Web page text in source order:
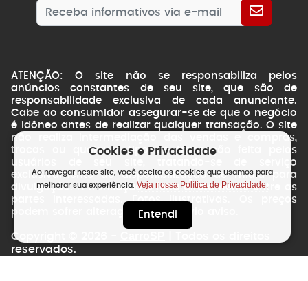
ATENÇÃO: O site não se responsabiliza pelos
anúncios constantes de seu site, que são de
responsabilidade exclusiva de cada anunciante.
Cabe ao consumidor assegurar-se de que o negócio
é idôneo antes de realizar qualquer transação. O site
não realiza intermediação das vendas e compras,
trocas ou qualquer tipo de transação feita pelos
usuários de seu site, tratando-se de serviço
exclusivamente de disponibilização de mídia para
divulgação. A transação é feita diretamente entre as
partes interessadas. Fotos ilustrativas. Os preços
podem sofrer alterações sem prévio aviso.
Copyright © 2026 -
reservados.
Cookies e Privacidade
Ao navegar neste site, você aceita os cookies que usamos para
melhorar sua experiência.Veja nossa Política de Privacidade.
Entendi